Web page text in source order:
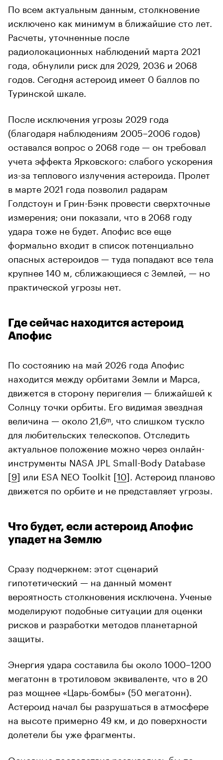
По всем актуальным данным, столкновение
исключено как минимум в ближайшие сто лет.
Расчеты, уточненные после
радиолокационных наблюдений марта 2021
года, обнулили риск для 2029, 2036 и 2068
годов. Сегодня астероид имеет 0 баллов по
Туринской шкале.
После исключения угрозы 2029 года
(благодаря наблюдениям 2005–2006 годов)
оставался вопрос о 2068 годе — он требовал
учета эффекта Ярковского: слабого ускорения
из-за теплового излучения астероида. Пролет
в марте 2021 года позволил радарам
Голдстоун и Грин-Бэнк провести сверхточные
измерения; они показали, что в 2068 году
удара тоже не будет. Апофис все еще
формально входит в список потенциально
опасных астероидов — туда попадают все тела
крупнее 140 м, сближающиеся с Землей, — но
практической угрозы нет.
Где сейчас находится астероид
Апофис
По состоянию на май 2026 года Апофис
находится между орбитами Земли и Марса,
движется в сторону перигелия — ближайшей к
Солнцу точки орбиты. Его видимая звездная
величина — около 21,6ᵐ, что слишком тускло
для любительских телескопов. Отследить
актуальное положение можно через онлайн-
инструменты NASA JPL Small-Body Database
[9] или ESA NEO Toolkit [10]. Астероид планово
движется по орбите и не представляет угрозы.
Что будет, если астероид Апофис
упадет на Землю
Сразу подчеркнем: этот сценарий
гипотетический — на данный момент
вероятность столкновения исключена. Ученые
моделируют подобные ситуации для оценки
рисков и разработки методов планетарной
защиты.
Энергия удара составила бы около 1000–1200
мегатонн в тротиловом эквиваленте, что в 20
раз мощнее «Царь-бомбы» (50 мегатонн).
Астероид начал бы разрушаться в атмосфере
на высоте примерно 49 км, и до поверхности
долетели бы уже фрагменты.